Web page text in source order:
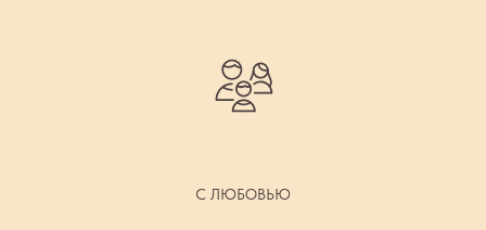
С ЛЮБОВЬЮ